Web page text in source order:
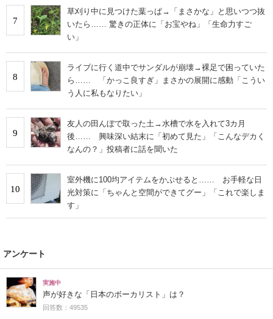
7
草刈り中に見つけた葉っぱ→「まさかな」と思いつつ抜
いたら…… 驚きの正体に「お宝やね」「生命力すご
い」
8
ライブに行く道中でサンダルが崩壊→裸足で困っていた
ら…… 「かっこ良すぎ」まさかの展開に感動「こうい
う人に私もなりたい」
9
友人の田んぼで取った土→水槽で水を入れて3カ月
後…… 興味深い結末に「初めて見た」「こんなデカく
なんの？」投稿者に話を聞いた
10
室外機に100均アイテムをかぶせると…… お手軽な日
光対策に「ちゃんと空間ができてグー」「これで楽しま
す」
アンケート
実施中
声が好きな「日本のボーカリスト」は？
回答数：49535